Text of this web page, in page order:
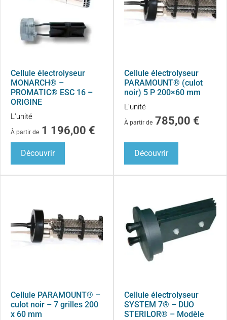
Cellule électrolyseur
MONARCH® –
PROMATIC® ESC 16 –
ORIGINE
L'unité
À partir de 1 196,00 €
Découvrir
Cellule électrolyseur
PARAMOUNT® (culot
noir) 5 P 200×60 mm
L'unité
À partir de 785,00 €
Découvrir
Cellule PARAMOUNT® –
culot noir – 7 grilles 200
x 60 mm
Cellule électrolyseur
SYSTEM 7® – DUO
STERILOR® – Modèle